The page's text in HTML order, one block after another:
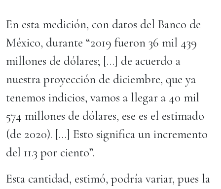
En esta medición, con datos del Banco de
México, durante “2019 fueron 36 mil 439
millones de dólares; […] de acuerdo a
nuestra proyección de diciembre, que ya
tenemos indicios, vamos a llegar a 40 mil
574 millones de dólares, ese es el estimado
(de 2020). […] Esto significa un incremento
del 11.3 por ciento”.
Esta cantidad, estimó, podría variar, pues la